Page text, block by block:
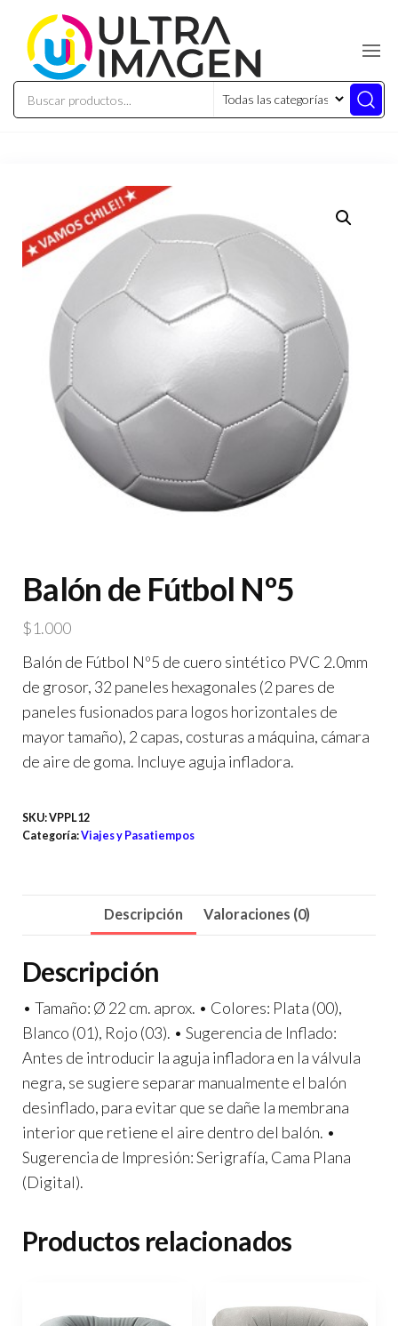
Balón de Fútbol Nº5
$1.000
Balón de Fútbol Nº5 de cuero sintético PVC 2.0mm
de grosor, 32 paneles hexagonales (2 pares de
paneles fusionados para logos horizontales de
mayor tamaño), 2 capas, costuras a máquina, cámara
de aire de goma. Incluye aguja infladora.
SKU:VPPL12
Categoría:Viajes y Pasatiempos
Descripción Valoraciones (0)
Descripción
• Tamaño: Ø 22 cm. aprox. • Colores: Plata (00),
Blanco (01), Rojo (03). • Sugerencia de Inflado:
Antes de introducir la aguja infladora en la válvula
negra, se sugiere separar manualmente el balón
desinflado, para evitar que se dañe la membrana
interior que retiene el aire dentro del balón. •
Sugerencia de Impresión: Serigrafía, Cama Plana
(Digital).
Productos relacionados